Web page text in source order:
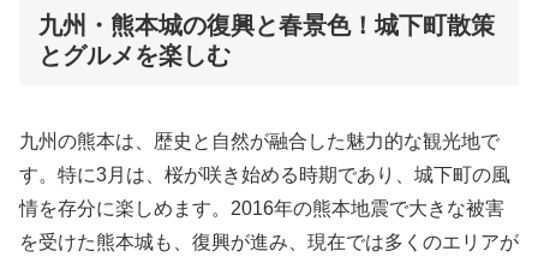
九州・熊本城の復興と春景色！城下町散策
とグルメを楽しむ
九州の熊本は、歴史と自然が融合した魅力的な観光地で
す。特に3月は、桜が咲き始める時期であり、城下町の風
情を存分に楽しめます。2016年の熊本地震で大きな被害
を受けた熊本城も、復興が進み、現在では多くのエリアが